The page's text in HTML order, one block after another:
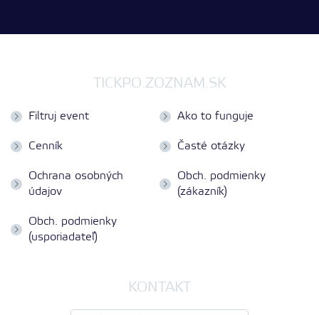
TICKPO.ZOZNAM.SK
Filtruj event Ako to funguje
Cenník Časté otázky
Ochrana osobných
údajov
Obch. podmienky
(zákazník)
Obch. podmienky
(usporiadateľ)
KONTAKT